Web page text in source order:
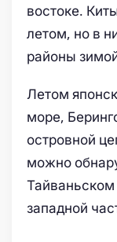
востоке.
летом, но в
районы
Летом
море,
островной
можно
западной